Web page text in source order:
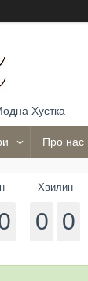
Хустка
Про нас
Хвилин
0 0